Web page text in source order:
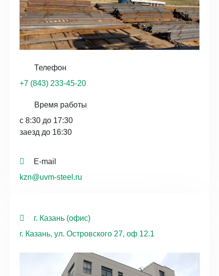
Телефон
+7 (843) 233-45-20
Время работы
с 8:30 до 17:30
заезд до 16:30
E-mail
kzn@uvm-steel.ru
г. Казань (офис)
г. Казань, ул. Островского 27, оф 12.1